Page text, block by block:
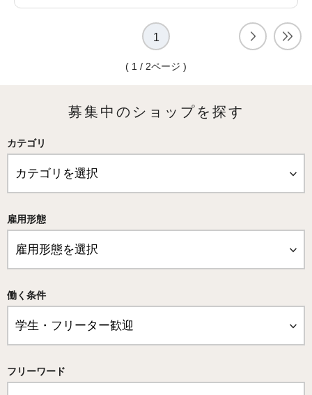
1
( 1 / 2ページ )
募集中のショップを探す
カテゴリ
雇用形態
働く条件
フリーワード